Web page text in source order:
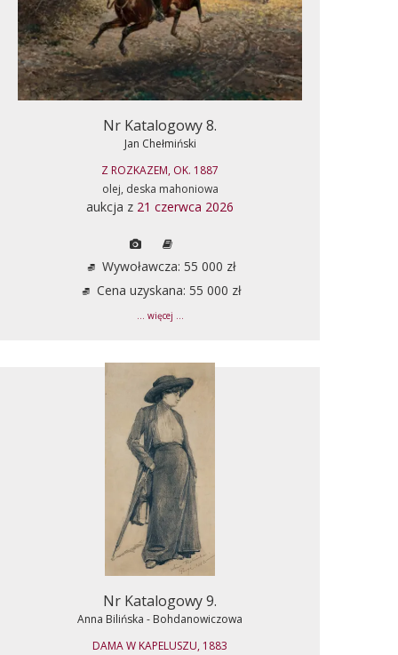
Nr Katalogowy 8.
Jan Chełmiński
Z ROZKAZEM, OK. 1887
olej, deska mahoniowa
aukcja z 21 czerwca 2026
Wywoławcza: 55 000 zł
Cena uzyskana: 55 000 zł
... więcej ...
Nr Katalogowy 9.
Anna Bilińska - Bohdanowiczowa
DAMA W KAPELUSZU, 1883